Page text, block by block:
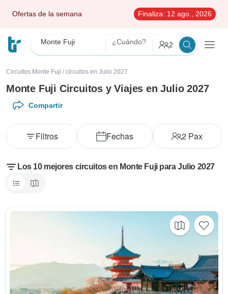
Ofertas de la semana Finaliza: 12 ago., 2026
Monte Fuji ¿Cuándo? 2
Circuitos Monte Fuji / circuitos en Julio 2027
Monte Fuji Circuitos y Viajes en Julio 2027
Compartir
Fechas 2 Pax
Filtros
Los 10 mejores circuitos en Monte Fuji para Julio 2027